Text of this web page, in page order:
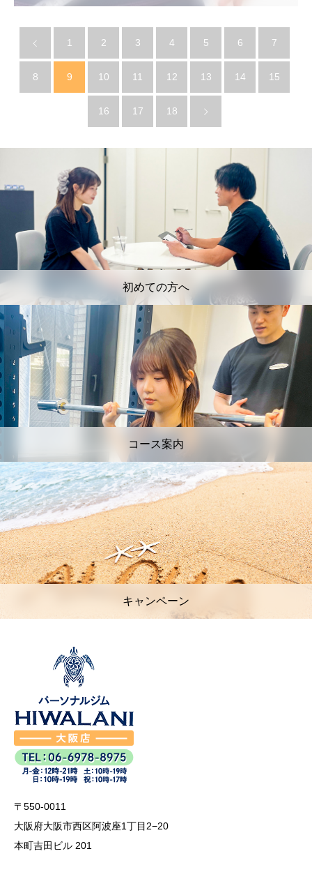
1 2 3 4 5 6 7
8 9 10 11 12 13 14 15
16 17 18
初めての方へ
コース案内
キャンペーン
〒550-0011
大阪府大阪市西区阿波座1丁目2−20
本町吉田ビル 201